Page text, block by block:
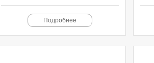
Подробнее